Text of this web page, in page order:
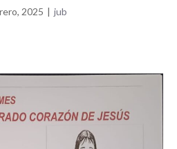
2025 | jub